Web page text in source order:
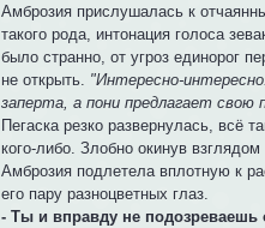
Амброзия прислушалась к
такого рода, интонация голоса
было странно, от угроз единорог
не открыть. "Интересно-
заперта, а пони предлагает
Пегаска резко развернулась, всё
кого-либо. Злобно окинув
Амброзия подлетела вплотную к
его пару разноцветных глаз.
- Ты и вправду не подозреваешь